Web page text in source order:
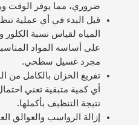
ضروري، مما يوفر الوقت
قبل البدء في أي عملية
المياه لقياس نسبة
على أساسه المواد
مجرد غسيل سطحي.
تفريغ الخزان بالكامل من
أي كمية متبقية تعني
نتيجة التنظيف بأكملها.
إزالة الرواسب والعوالق